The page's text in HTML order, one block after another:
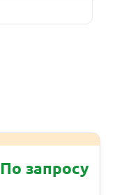
По запросу